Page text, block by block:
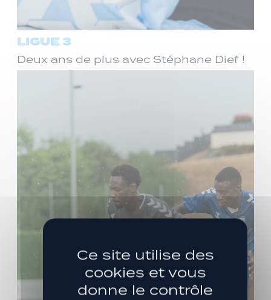
LIGUE 3
Deux ans de plus avec Stéphane Dief !
Ce site utilise des
cookies et vous
donne le contrôle